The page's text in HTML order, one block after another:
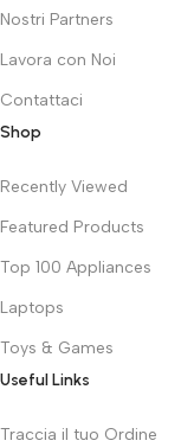
Nostri Partners
Lavora con Noi
Contattaci
Shop
Recently Viewed
Featured Products
Top 100 Appliances
Laptops
Toys & Games
Useful Links
Traccia il tuo Ordine